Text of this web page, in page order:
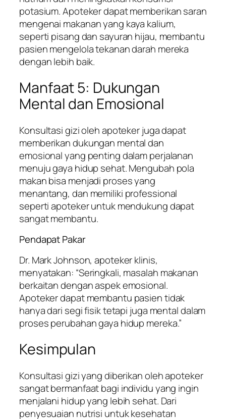
potasium. Apoteker dapat memberikan saran
mengenai makanan yang kaya kalium,
seperti pisang dan sayuran hijau, membantu
pasien mengelola tekanan darah mereka
dengan lebih baik.
Manfaat 5: Dukungan
Mental dan Emosional
Konsultasi gizi oleh apoteker juga dapat
memberikan dukungan mental dan
emosional yang penting dalam perjalanan
menuju gaya hidup sehat. Mengubah pola
makan bisa menjadi proses yang
menantang, dan memiliki professional
seperti apoteker untuk mendukung dapat
sangat membantu.
Pendapat Pakar
Dr. Mark Johnson, apoteker klinis,
menyatakan: “Seringkali, masalah makanan
berkaitan dengan aspek emosional.
Apoteker dapat membantu pasien tidak
hanya dari segi fisik tetapi juga mental dalam
proses perubahan gaya hidup mereka.”
Kesimpulan
Konsultasi gizi yang diberikan oleh apoteker
sangat bermanfaat bagi individu yang ingin
menjalani hidup yang lebih sehat. Dari
penyesuaian nutrisi untuk kesehatan